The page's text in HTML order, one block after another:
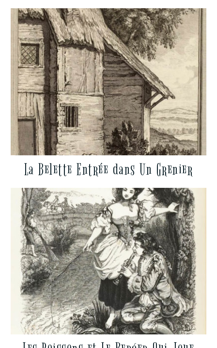
La Belette Entrée dans Un Grenier